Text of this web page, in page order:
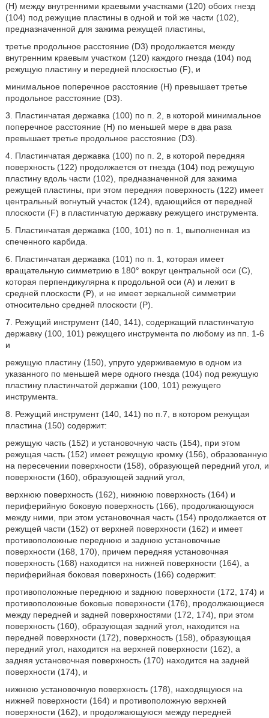
(Н) между внутренними краевыми участками (120) обоих гнезд
(104) под режущие пластины в одной и той же части (102),
предназначенной для зажима режущей пластины,
третье продольное расстояние (D3) продолжается между
внутренним краевым участком (120) каждого гнезда (104) под
режущую пластину и передней плоскостью (F), и
минимальное поперечное расстояние (H) превышает третье
продольное расстояние (D3).
3. Пластинчатая державка (100) по п. 2, в которой минимальное
поперечное расстояние (Н) по меньшей мере в два раза
превышает третье продольное расстояние (D3).
4. Пластинчатая державка (100) по п. 2, в которой передняя
поверхность (122) продолжается от гнезда (104) под режущую
пластину вдоль части (102), предназначенной для зажима
режущей пластины, при этом передняя поверхность (122) имеет
центральный вогнутый участок (124), вдающийся от передней
плоскости (F) в пластинчатую державку режущего инструмента.
5. Пластинчатая державка (100, 101) по п. 1, выполненная из
спеченного карбида.
6. Пластинчатая державка (101) по п. 1, которая имеет
вращательную симметрию в 180° вокруг центральной оси (С),
которая перпендикулярна к продольной оси (А) и лежит в
средней плоскости (Р), и не имеет зеркальной симметрии
относительно средней плоскости (Р).
7. Режущий инструмент (140, 141), содержащий пластинчатую
державку (100, 101) режущего инструмента по любому из пп. 1-6
и
режущую пластину (150), упруго удерживаемую в одном из
указанного по меньшей мере одного гнезда (104) под режущую
пластину пластинчатой державки (100, 101) режущего
инструмента.
8. Режущий инструмент (140, 141) по п.7, в котором режущая
пластина (150) содержит:
режущую часть (152) и установочную часть (154), при этом
режущая часть (152) имеет режущую кромку (156), образованную
на пересечении поверхности (158), образующей передний угол, и
поверхности (160), образующей задний угол,
верхнюю поверхность (162), нижнюю поверхность (164) и
периферийную боковую поверхность (166), продолжающуюся
между ними, при этом установочная часть (154) продолжается от
режущей части (152) от верхней поверхности (162) и имеет
противоположные переднюю и заднюю установочные
поверхности (168, 170), причем передняя установочная
поверхность (168) находится на нижней поверхности (164), а
периферийная боковая поверхность (166) содержит:
противоположные переднюю и заднюю поверхности (172, 174) и
противоположные боковые поверхности (176), продолжающиеся
между передней и задней поверхностями (172, 174), при этом
поверхность (160), образующая задний угол, находится на
передней поверхности (172), поверхность (158), образующая
передний угол, находится на верхней поверхности (162), а
задняя установочная поверхность (170) находится на задней
поверхности (174), и
нижнюю установочную поверхность (178), находящуюся на
нижней поверхности (164) и противоположную верхней
поверхности (162), и продолжающуюся между передней